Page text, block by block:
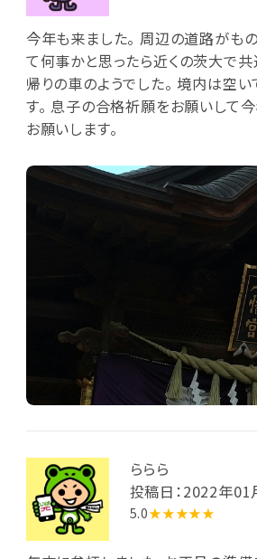
今年も来ました。 周辺の道路がも
て何事かと思ったら近くの茨大で
帰りの車のようでした。 境内は空
す。 息子の合格祈願をお願いして
お願いします。
ららら
投稿日：2022年01
5.0★★★★★